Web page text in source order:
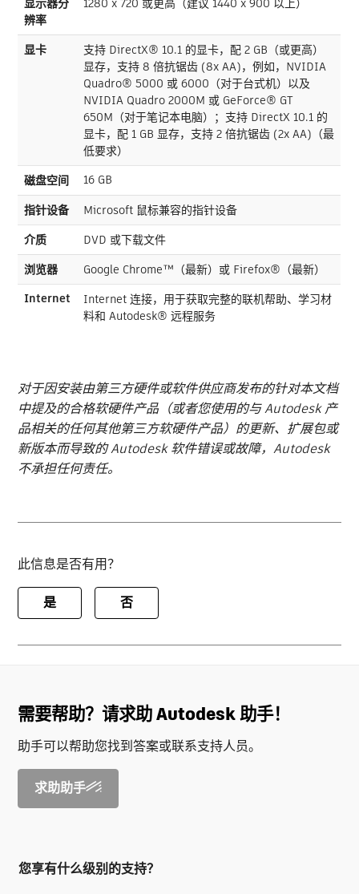
辨率
显卡
支持 DirectX® 10.1 的显卡，配 2 GB（或更高）
显存，支持 8 倍抗锯齿 (8x AA)，例如，NVIDIA
Quadro® 5000 或 6000（对于台式机）以及
NVIDIA Quadro 2000M 或 GeForce® GT
650M（对于笔记本电脑）；支持 DirectX 10.1 的
显卡，配 1 GB 显存，支持 2 倍抗锯齿 (2x AA)（最
低要求）
磁盘空间
16 GB
指针设备
Microsoft 鼠标兼容的指针设备
介质
DVD 或下载文件
浏览器
Google Chrome™（最新）或 Firefox®（最新）
Internet
Internet 连接，用于获取完整的联机帮助、学习材
料和 Autodesk® 远程服务
对于因安装由第三方硬件或软件供应商发布的针对本文档
中提及的合格软硬件产品（或者您使用的与 Autodesk 产
品相关的任何其他第三方软硬件产品）的更新、扩展包或
新版本而导致的 Autodesk 软件错误或故障，Autodesk
不承担任何责任。
此信息是否有用？
是 否
需要帮助？请求助 Autodesk 助手！
助手可以帮助您找到答案或联系支持人员。
求助助手
您享有什么级别的支持？